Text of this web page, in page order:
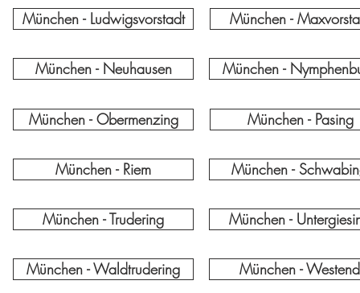
München - Ludwigsvorstadt München -
München - Neuhausen München -
München - Obermenzing München - Pasing
München - Riem München -
München - Trudering München -
München - Waldtrudering München - Westend